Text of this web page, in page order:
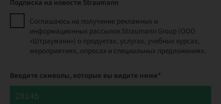
Подписка на новости Straumann
Соглашаюсь на получение рекламных и
информационных рассылок Straumann Group (ООО
«Штрауманн») о продуктах, услугах, учебных курсах,
мероприятиях, опросах и специальных предложениях.
Введите символы, которые вы видите ниже*